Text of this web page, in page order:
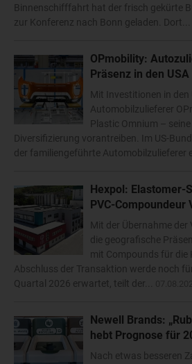
Binnenschifffahrt hat der frisch gekürte
zur Konferenz nach Bonn geladen. Dort...
OPmobility:
Präsenz in den
Mit Investitionen in den
Automobilzulieferer
Plastic Omnium –
Diversifizierung vorantreiben. Im US-
der familiengeführte Automobilzulieferer
Hexpol: Elastomer-
PVC-Compoundeur
Mit der Übernahme der
die geografische
mit Compounds für die
Abschluss der Transaktion werde noch
Quartal 2026 erwartet, teilt der...
Newell Brands:
hebt Prognose für
Nach etwas besseren